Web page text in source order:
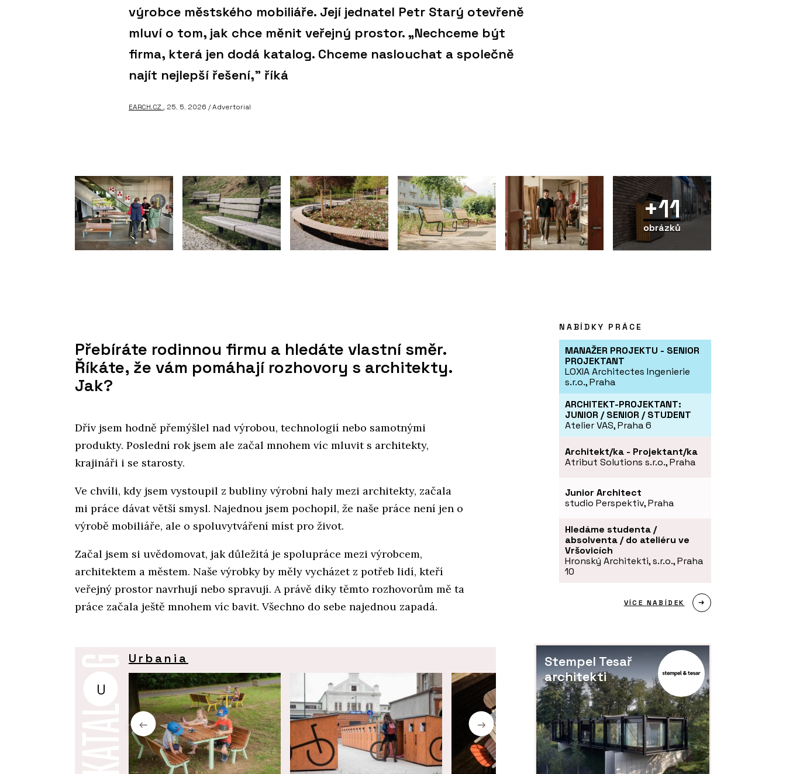
výrobce městského mobiliáře. Její jednatel Petr Starý otevřeně
mluví o tom, jak chce měnit veřejný prostor. „Nechceme být
firma, která jen dodá katalog. Chceme naslouchat a společně
najít nejlepší řešení,” říká
EARCH.CZ , 25. 5. 2026 / Advertorial
+11
obrázků
Přebíráte rodinnou firmu a hledáte vlastní směr.
Říkáte, že vám pomáhají rozhovory s architekty.
Jak?
Dřív jsem hodně přemýšlel nad výrobou, technologií nebo samotnými
produkty. Poslední rok jsem ale začal mnohem víc mluvit s architekty,
krajináři i se starosty.
Ve chvíli, kdy jsem vystoupil z bubliny výrobní haly mezi architekty, začala
mi práce dávat větší smysl. Najednou jsem pochopil, že naše práce není jen o
výrobě mobiliáře, ale o spoluvytváření míst pro život.
Začal jsem si uvědomovat, jak důležitá je spolupráce mezi výrobcem,
architektem a městem. Naše výrobky by měly vycházet z potřeb lidí, kteří
veřejný prostor navrhují nebo spravují. A právě díky těmto rozhovorům mě ta
práce začala ještě mnohem víc bavit. Všechno do sebe najednou zapadá.
U
Urbania
NABÍDKY PRÁCE
MANAŽER PROJEKTU - SENIOR
PROJEKTANT
LOXIA Architectes Ingenierie
s.r.o., Praha
ARCHITEKT-PROJEKTANT:
JUNIOR / SENIOR / STUDENT
Atelier VAS, Praha 6
Architekt/ka - Projektant/ka
Atribut Solutions s.r.o., Praha
Junior Architect
studio Perspektiv, Praha
Hledáme studenta /
absolventa / do ateliéru ve
Vršovicích
Hronský Architekti, s.r.o., Praha
10
VÍCE NABÍDEK
Stempel Tesař
architekti